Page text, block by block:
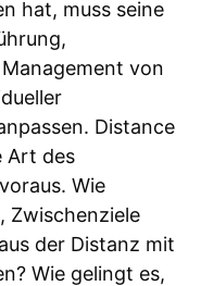
hat, muss seine
von
Distance
Art des
Wie
Zwischenziele
der Distanz mit
Wie gelingt es,